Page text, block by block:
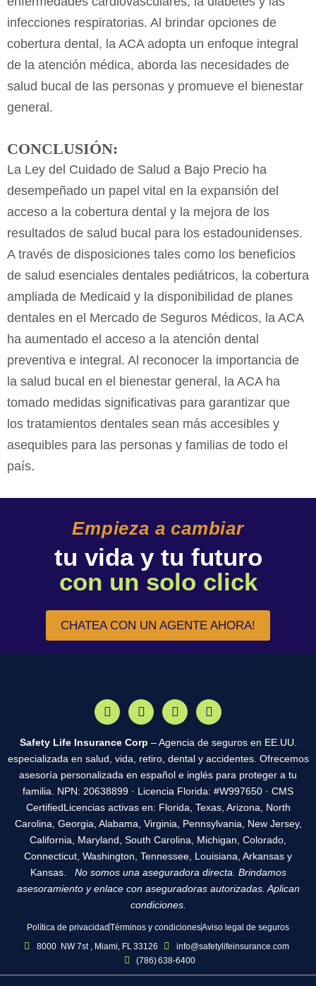
infecciones respiratorias. Al brindar opciones de
cobertura dental, la ACA adopta un enfoque integral
de la atención médica, aborda las necesidades de
salud bucal de las personas y promueve el bienestar
general.
CONCLUSIÓN:
La Ley del Cuidado de Salud a Bajo Precio ha
desempeñado un papel vital en la expansión del
acceso a la cobertura dental y la mejora de los
resultados de salud bucal para los estadounidenses.
A través de disposiciones tales como los beneficios
de salud esenciales dentales pediátricos, la cobertura
ampliada de Medicaid y la disponibilidad de planes
dentales en el Mercado de Seguros Médicos, la ACA
ha aumentado el acceso a la atención dental
preventiva e integral. Al reconocer la importancia de
la salud bucal en el bienestar general, la ACA ha
tomado medidas significativas para garantizar que
los tratamientos dentales sean más accesibles y
asequibles para las personas y familias de todo el
país.
Empieza a cambiar
tu vida y tu futuro
con un solo click
CHATEA CON UN AGENTE AHORA!
Safety Life Insurance Corp – Agencia de seguros en EE.UU.
especializada en salud, vida, retiro, dental y accidentes. Ofrecemos
asesoría personalizada en español e inglés para proteger a tu
familia. NPN: 20638899 · Licencia Florida: #W997650 · CMS
CertifiedLicencias activas en: Florida, Texas, Arizona, North
Carolina, Georgia, Alabama, Virginia, Pennsylvania, New Jersey,
California, Maryland, South Carolina, Michigan, Colorado,
Connecticut, Washington, Tennessee, Louisiana, Arkansas y
Kansas. No somos una aseguradora directa. Brindamos
asesoramiento y enlace con aseguradoras autorizadas. Aplican
condiciones.
Política de privacidadTérminos y condicionesAviso legal de seguros
8000 NW 7st , Miami, FL 33126
info@safetylifeinsurance.com
(786) 638‑6400